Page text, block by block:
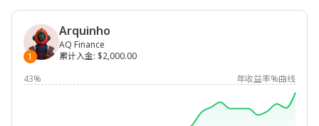
1
Arquinho
AQ Finance
累计入金: $2,000.00
43%
年收益率%曲线